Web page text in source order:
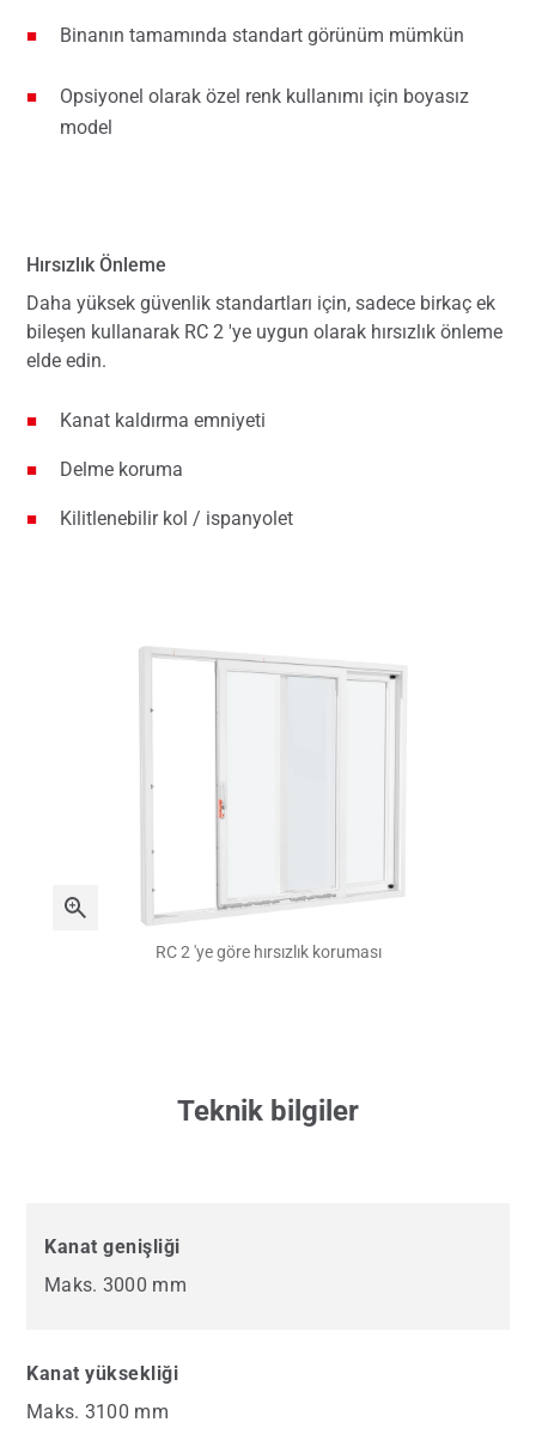
Binanın tamamında standart görünüm mümkün
Opsiyonel olarak özel renk kullanımı için boyasız
model
Hırsızlık Önleme
Daha yüksek güvenlik standartları için, sadece birkaç ek
bileşen kullanarak RC 2 'ye uygun olarak hırsızlık önleme
elde edin.
Kanat kaldırma emniyeti
Delme koruma
Kilitlenebilir kol / ispanyolet
RC 2 'ye göre hırsızlık koruması
Teknik bilgiler
Kanat genişliği
Maks. 3000 mm
Kanat yüksekliği
Maks. 3100 mm